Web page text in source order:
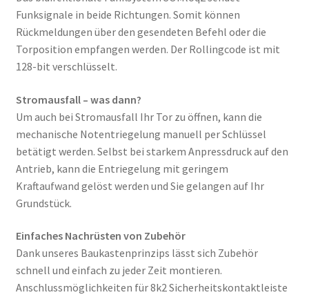
Funksignale in beide Richtungen. Somit können
Rückmeldungen über den gesendeten Befehl oder die
Torposition empfangen werden. Der Rollingcode ist mit
128-bit verschlüsselt.
Stromausfall – was dann?
Um auch bei Stromausfall Ihr Tor zu öffnen, kann die
mechanische Notentriegelung manuell per Schlüssel
betätigt werden. Selbst bei starkem Anpressdruck auf den
Antrieb, kann die Entriegelung mit geringem
Kraftaufwand gelöst werden und Sie gelangen auf Ihr
Grundstück.
Einfaches Nachrüsten von Zubehör
Dank unseres Baukastenprinzips lässt sich Zubehör
schnell und einfach zu jeder Zeit montieren.
Anschlussmöglichkeiten für 8k2 Sicherheitskontaktleiste